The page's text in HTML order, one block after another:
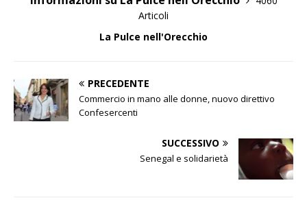
Articoli
La Pulce nell'Orecchio
PRECEDENTE
Commercio in mano alle donne, nuovo direttivo
Confesercenti
SUCCESSIVO
Senegal e solidarietà